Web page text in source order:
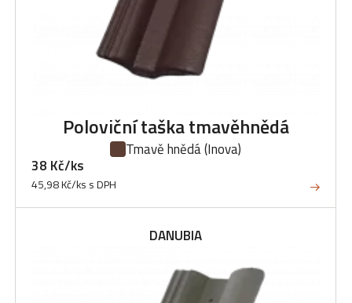
Poloviční taška tmavěhnědá
Tmavě hnědá(Inova)
38 Kč/ks
45,98 Kč/ks s DPH
DANUBIA